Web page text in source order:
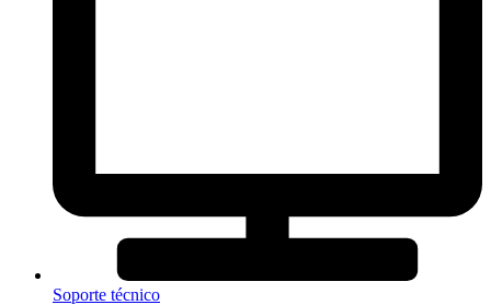
Soporte técnico